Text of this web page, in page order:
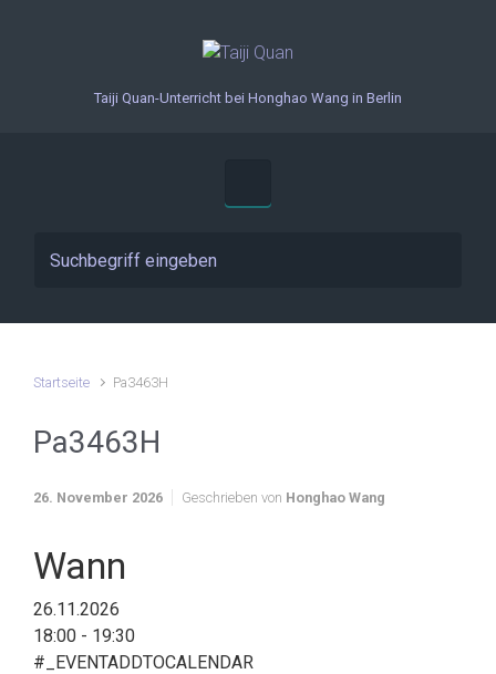
Taiji Quan-Unterricht bei Honghao Wang in Berlin
Startseite Pa3463H
Pa3463H
26. November 2026 Geschrieben von Honghao Wang
Wann
26.11.2026
18:00 - 19:30
#_EVENTADDTOCALENDAR